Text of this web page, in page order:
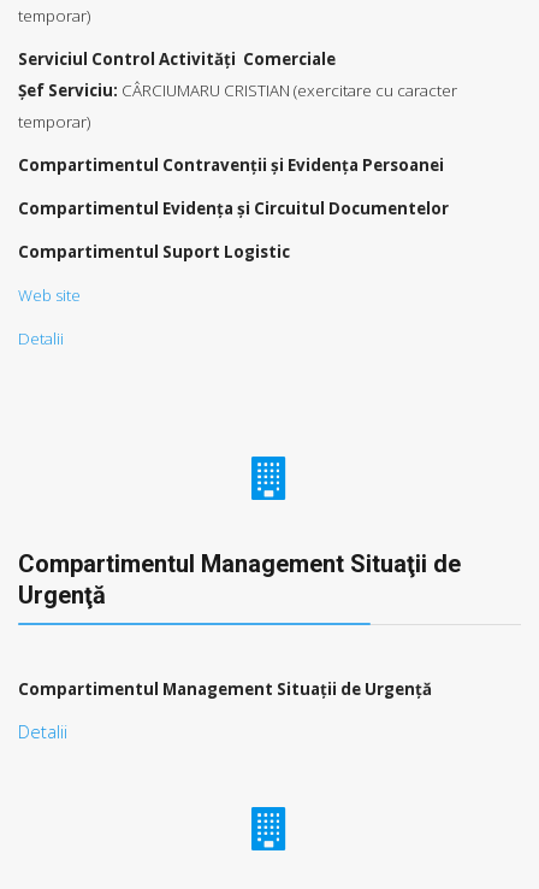
temporar)
Serviciul Control Activități Comerciale
Şef Serviciu: CÂRCIUMARU CRISTIAN (exercitare cu caracter
temporar)
Compartimentul Contravenții şi Evidența Persoanei
Compartimentul Evidența şi Circuitul Documentelor
Compartimentul Suport Logistic
Web site
Detalii
Compartimentul Management Situaţii de
Urgenţă
Compartimentul Management Situații de Urgenţă
Detalii